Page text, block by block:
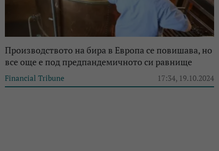
Производството на бира в Европа се повишава, но
все още е под предпандемичното си равнище
Financial Tribune 17:34, 19.10.2024